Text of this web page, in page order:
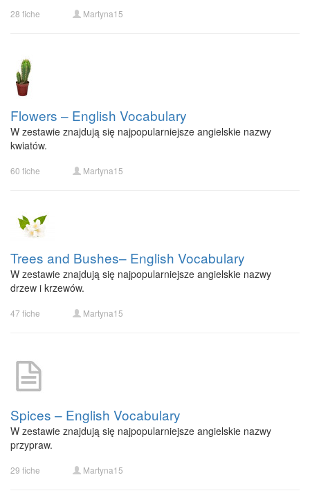
28 fiche Martyna15
Flowers – English Vocabulary
W zestawie znajdują się najpopularniejsze angielskie nazwy
kwiatów.
60 fiche Martyna15
Trees and Bushes– English Vocabulary
W zestawie znajdują się najpopularniejsze angielskie nazwy
drzew i krzewów.
47 fiche Martyna15
Spices – English Vocabulary
W zestawie znajdują się najpopularniejsze angielskie nazwy
przypraw.
29 fiche Martyna15